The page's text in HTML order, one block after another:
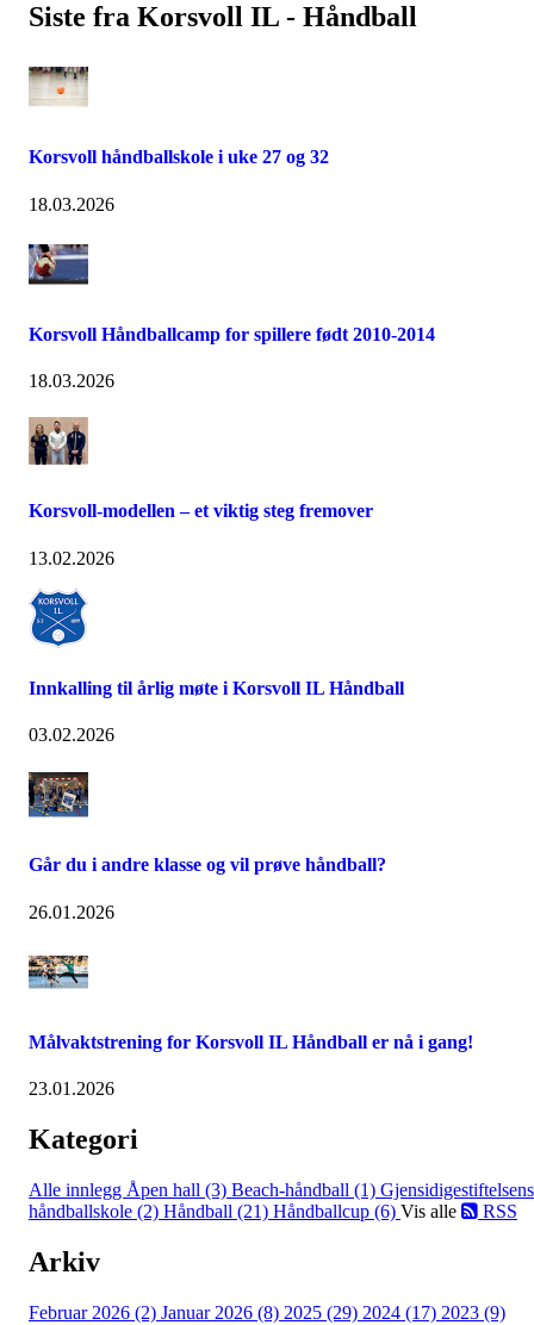
Siste fra Korsvoll IL - Håndball
Korsvoll håndballskole i uke 27 og 32
18.03.2026
Korsvoll Håndballcamp for spillere født 2010-2014
18.03.2026
Korsvoll-modellen – et viktig steg fremover
13.02.2026
Innkalling til årlig møte i Korsvoll IL Håndball
03.02.2026
Går du i andre klasse og vil prøve håndball?
26.01.2026
Målvaktstrening for Korsvoll IL Håndball er nå i gang!
23.01.2026
Kategori
Alle innlegg Åpen hall (3) Beach-håndball (1) Gjensidigestiftelsens
håndballskole (2) Håndball (21) Håndballcup (6) Vis alle RSS
Arkiv
Februar 2026 (2) Januar 2026 (8) 2025 (29) 2024 (17) 2023 (9)